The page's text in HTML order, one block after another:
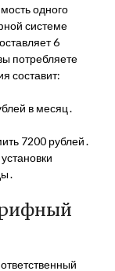
одного
системе
6
потребляете
составит:
в месяц․
7200 рублей․